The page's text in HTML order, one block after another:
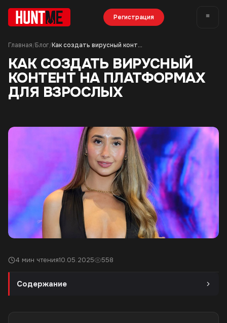
Регистрация
Главная/Блог/ Как создать вирусный контент на платформах для взрослых
КАК СОЗДАТЬ ВИРУСНЫЙ
КОНТЕНТ НА ПЛАТФОРМАХ
ДЛЯ ВЗРОСЛЫХ
4 мин чтения10.05.2025 558
Содержание